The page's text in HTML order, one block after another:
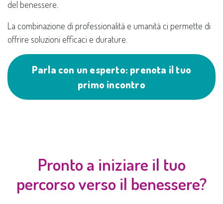
del benessere.
La combinazione di professionalità e umanità ci permette di
offrire soluzioni efficaci e durature.
Parla con un esperto: prenota il tuo
primo incontro
Pronto a iniziare il tuo
percorso verso il benessere?